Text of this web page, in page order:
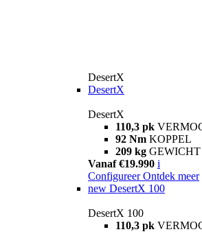
DesertX
DesertX
DesertX
110,3 pk
92 Nm KOPPEL
209 kg GEWICHT
Vanaf €19.990 i
Configureer Ontdek meer
new DesertX 100
DesertX 100
110,3 pk